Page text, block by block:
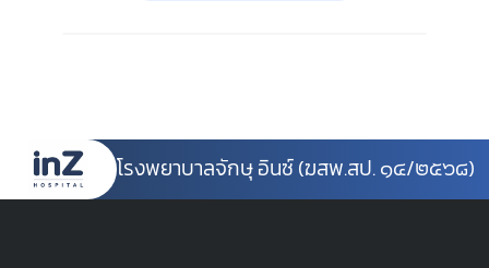
โรงพยาบาลจักษุ อินซ์ (ฆสพ.สป. ๑๔/๒๕๖๘)